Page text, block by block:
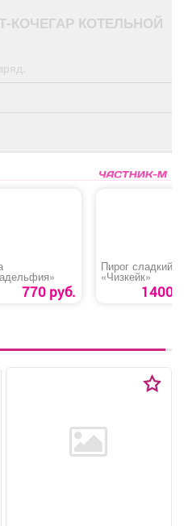
КОЧЕГАР КОТЕЛЬНОЙ
770 руб.
Пирог сладкий
«Чизкейк»
1400